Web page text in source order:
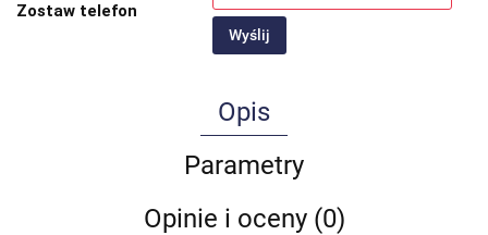
Zostaw telefon
Wyślij
Opis
Parametry
Opinie i oceny (0)